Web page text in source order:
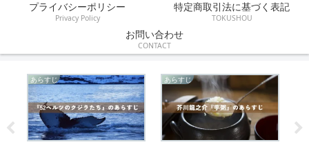
プライバシーポリシー
Privacy Policy
特定商取引法に基づく表記
TOKUSHOU
お問い合わせ
CONTACT
あらすじ あらすじ